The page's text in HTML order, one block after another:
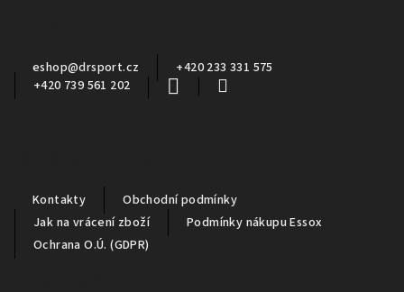
eshop@drsport.cz
+420 233 331 575
+420 739 561 202
Kontakty
Obchodní podmínky
Jak na vrácení zboží
Podmínky nákupu Essox
Ochrana O.Ú. (GDPR)